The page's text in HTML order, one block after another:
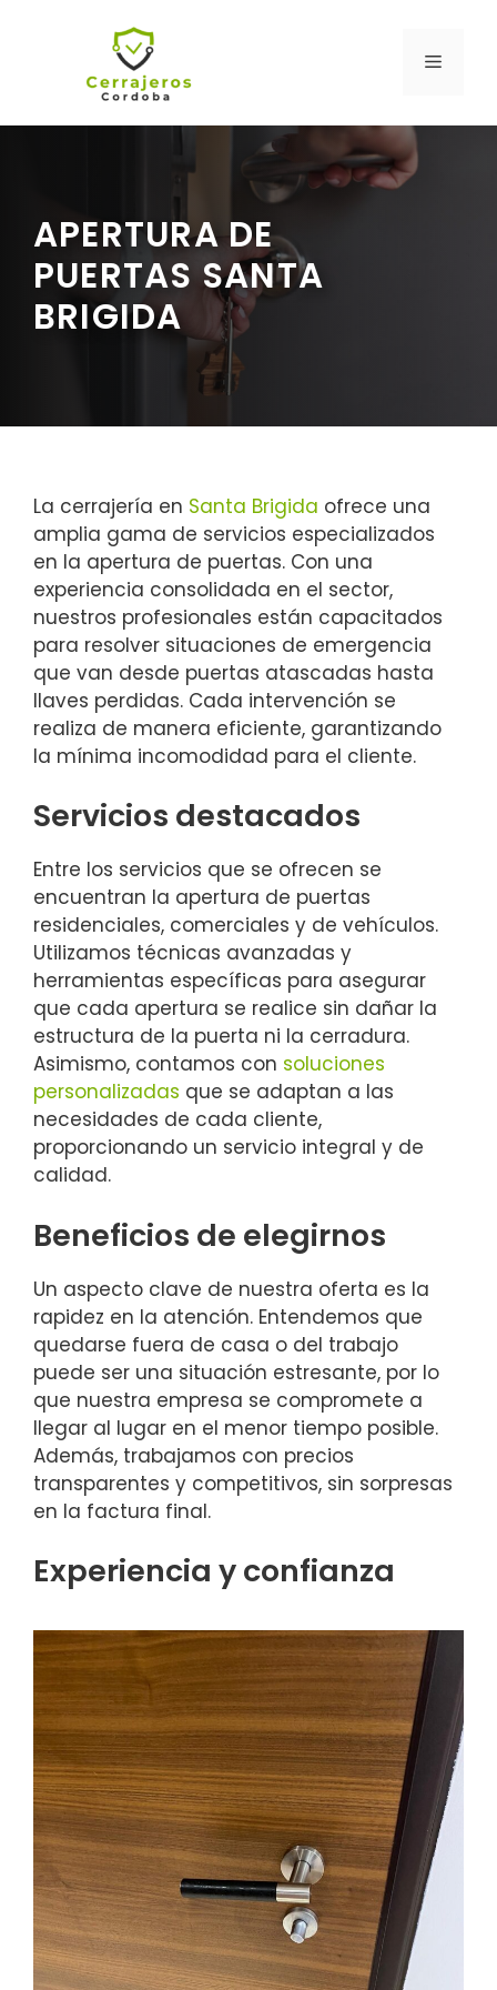
MENÚ
APERTURA DE
PUERTAS SANTA
BRIGIDA
La cerrajería en Santa Brigida ofrece una
amplia gama de servicios especializados
en la apertura de puertas. Con una
experiencia consolidada en el sector,
nuestros profesionales están capacitados
para resolver situaciones de emergencia
que van desde puertas atascadas hasta
llaves perdidas. Cada intervención se
realiza de manera eficiente, garantizando
la mínima incomodidad para el cliente.
Servicios destacados
Entre los servicios que se ofrecen se
encuentran la apertura de puertas
residenciales, comerciales y de vehículos.
Utilizamos técnicas avanzadas y
herramientas específicas para asegurar
que cada apertura se realice sin dañar la
estructura de la puerta ni la cerradura.
Asimismo, contamos con soluciones
personalizadas que se adaptan a las
necesidades de cada cliente,
proporcionando un servicio integral y de
calidad.
Beneficios de elegirnos
Un aspecto clave de nuestra oferta es la
rapidez en la atención. Entendemos que
quedarse fuera de casa o del trabajo
puede ser una situación estresante, por lo
que nuestra empresa se compromete a
llegar al lugar en el menor tiempo posible.
Además, trabajamos con precios
transparentes y competitivos, sin sorpresas
en la factura final.
Experiencia y confianza